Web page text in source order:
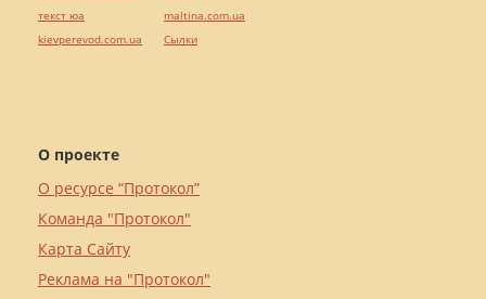
О проекте
О ресурсе “Протокол”
Команда "Протокол"
Карта Сайту
Реклама на "Протокол"
текст юа
kievperevod.com.ua
maltina.com.ua
Cылки